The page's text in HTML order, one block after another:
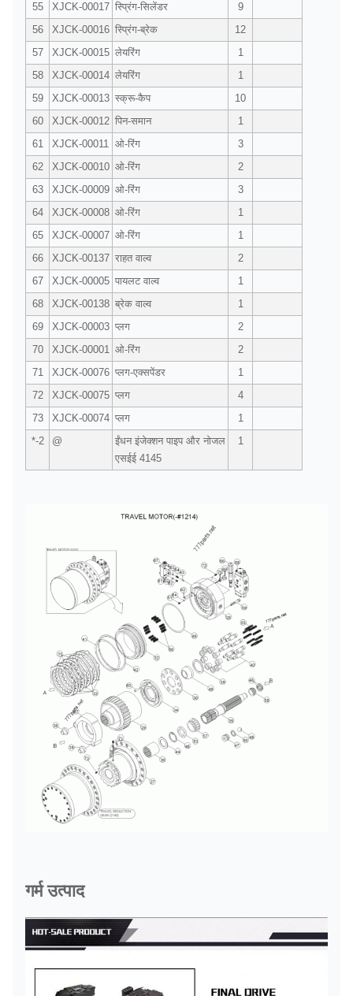
55
XJCK-00017 स्प्रिंग-सिलेंडर
9
56
XJCK-00016 स्प्रिंग-ब्रेक
12
57
XJCK-00015 लेयरिंग
1
58
XJCK-00014 लेयरिंग
1
59
XJCK-00013 स्क्रू-कैप
10
60
XJCK-00012 पिन-समान
1
61
XJCK-00011 ओ-रिंग
3
62
XJCK-00010 ओ-रिंग
2
63
XJCK-00009 ओ-रिंग
3
64
XJCK-00008 ओ-रिंग
1
65
XJCK-00007 ओ-रिंग
1
66
XJCK-00137 राहत वाल्व
2
67
XJCK-00005 पायलट वाल्व
1
68
XJCK-00138 ब्रेक वाल्व
1
69
XJCK-00003 प्लग
2
70
XJCK-00001 ओ-रिंग
2
71
XJCK-00076 प्लग-एक्सपेंडर
1
72
XJCK-00075 प्लग
4
73
XJCK-00074 प्लग
1
*-2
@
ईंधन इंजेक्शन पाइप और नोजल
एसईई 4145
1
गर्म उत्पाद